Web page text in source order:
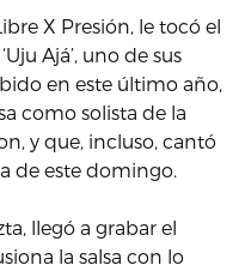
X Presión, le tocó el
Ajá’, uno de sus
en este último año,
como solista de la
y que, incluso, cantó
de este domingo.
llegó a grabar el
la salsa con lo